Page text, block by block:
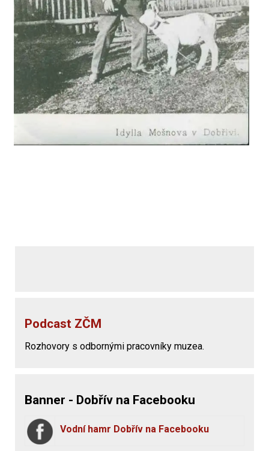
Podcast ZČM
Rozhovory s odbornými pracovníky muzea.
Banner - Dobřív na Facebooku
Vodní hamr Dobřív na Facebooku